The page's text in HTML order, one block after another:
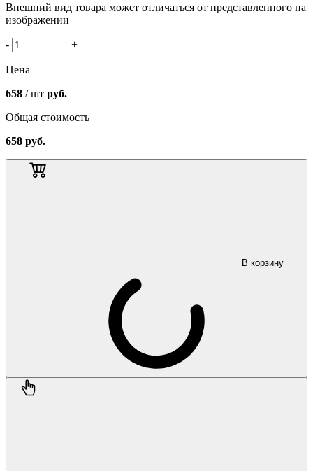
Внешний вид товара может отличаться от представленного на
изображении
- +
Цена
658 / шт руб.
Общая стоимость
658 руб.
В корзину